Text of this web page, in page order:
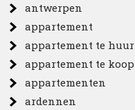
antwerpen
appartement
appartement te huur
appartement te koop
appartementen
ardennen